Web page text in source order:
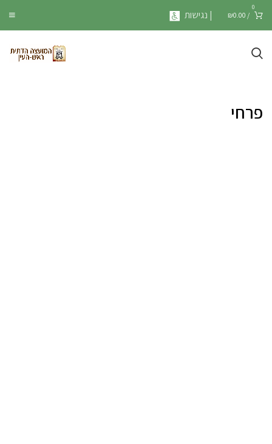
0
/
₪0.00 | נגישות
פרחי